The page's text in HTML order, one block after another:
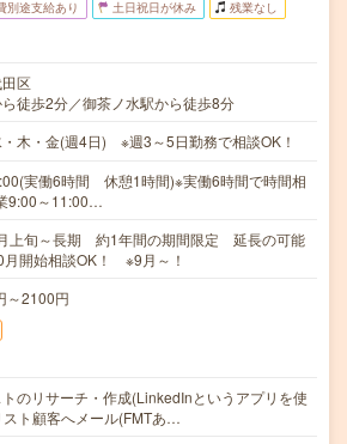
別途支給あり 土日祝日が休み 残業なし
区
徒歩2分／御茶ノ水駅から徒歩8分
・木・金(週4日) ※週3～5日勤務で相談OK！
実働6時間 休憩1時間)※実働6時間で時間相
9:00～11:00…
上旬～長期 約1年間の期間限定 延長の可能
月開始相談OK！ ※9月～！
～2100円
トのリサーチ・作成(LinkedInというアプリを使
ト顧客へメール(FMTあ…